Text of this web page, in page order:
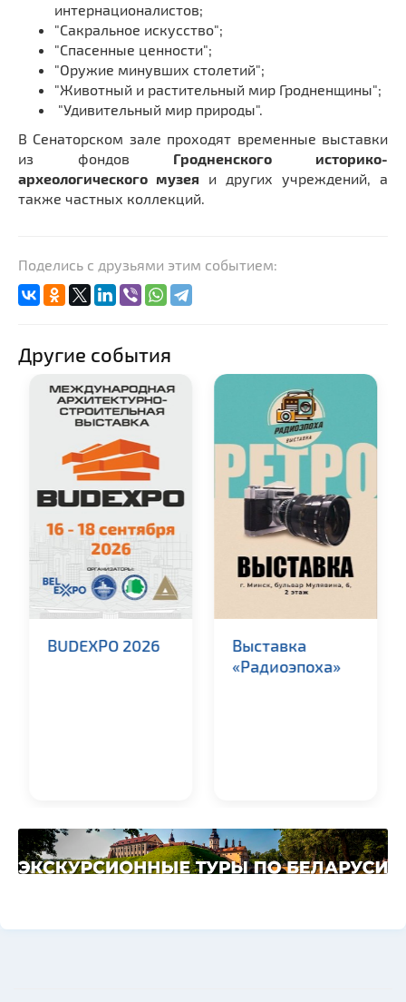
интернационалистов;
"Сакральное искусство";
"Спасенные ценности";
"Оружие минувших столетий";
"Животный и растительный мир Гродненщины";
"Удивительный мир природы".
В Сенаторском зале проходят временные выставки
из фондов Гродненского историко-
археологического музея и других учреждений, а
также частных коллекций.
Поделись с друзьями этим событием:
Другие события
BUDEXPO 2026
Выставка
«Радиоэпоха»